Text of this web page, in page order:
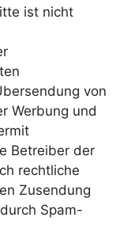
ist nicht
von
Werbung und
Betreiber der
rechtliche
Zusendung
Spam-